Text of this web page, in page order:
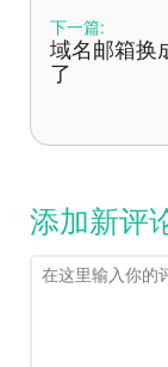
下一篇:
域名邮箱换
了
添加新评